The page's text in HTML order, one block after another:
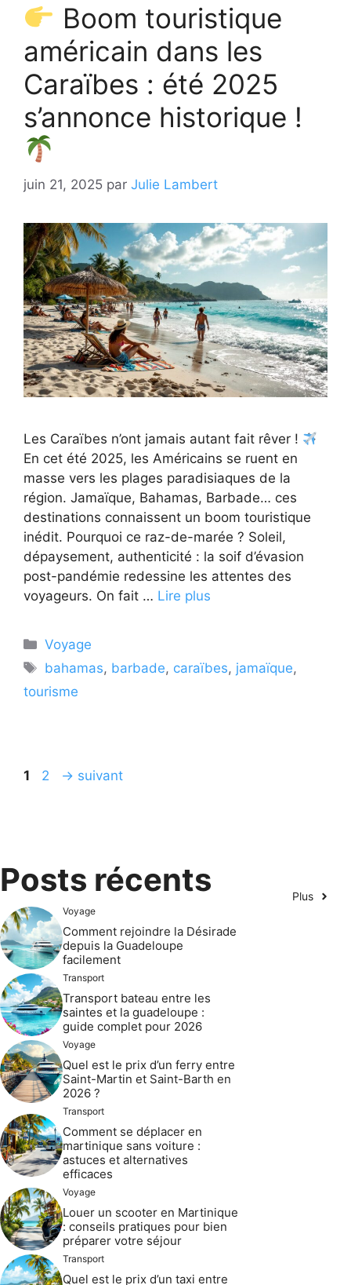
Boom touristique
américain dans les
Caraïbes : été 2025
s’annonce historique !
juin 21, 2025 par Julie Lambert
Les Caraïbes n’ont jamais autant fait rêver !
En cet été 2025, les Américains se ruent en
masse vers les plages paradisiaques de la
région. Jamaïque, Bahamas, Barbade… ces
destinations connaissent un boom touristique
inédit. Pourquoi ce raz-de-marée ? Soleil,
dépaysement, authenticité : la soif d’évasion
post-pandémie redessine les attentes des
voyageurs. On fait … Lire plus
Catégories
Voyage
Étiquettes
bahamas, barbade, caraïbes, jamaïque,
tourisme
Page
1 Page
2 → suivant
Posts récents Plus
Voyage
Comment rejoindre la Désirade
depuis la Guadeloupe
facilement
Transport
Transport bateau entre les
saintes et la guadeloupe :
guide complet pour 2026
Voyage
Quel est le prix d’un ferry entre
Saint-Martin et Saint-Barth en
2026 ?
Transport
Comment se déplacer en
martinique sans voiture :
astuces et alternatives
efficaces
Voyage
Louer un scooter en Martinique
: conseils pratiques pour bien
préparer votre séjour
Transport
Quel est le prix d’un taxi entre